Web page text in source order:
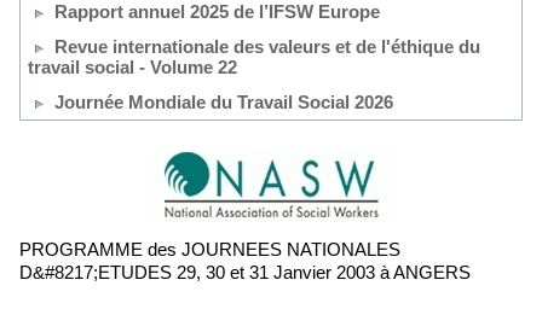
Rapport annuel 2025 de l’IFSW Europe
Revue internationale des valeurs et de l'éthique du
travail social - Volume 22
Journée Mondiale du Travail Social 2026
PROGRAMME des JOURNEES NATIONALES
D&#8217;ETUDES 29, 30 et 31 Janvier 2003 à ANGERS